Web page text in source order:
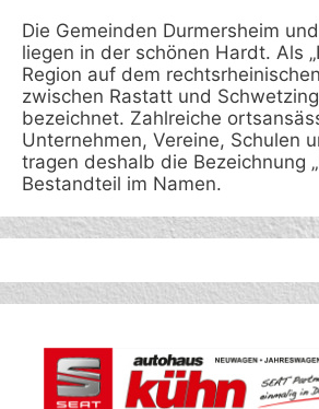
Die Gemeinden Durmersheim
liegen in der schönen Hardt. Als
Region auf dem
zwischen Rastatt und
bezeichnet. Zahlreiche
Unternehmen, Vereine, Schulen
tragen deshalb die Bezeichnung
Bestandteil im Namen.